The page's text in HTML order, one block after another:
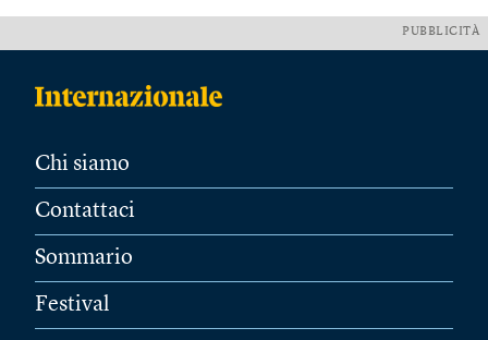
PUBBLICITÀ
Chi siamo
Contattaci
Sommario
Festival